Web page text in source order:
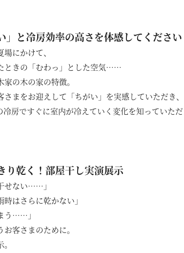
と冷房効率の高さを体感してください
にかけて、
ときの「むわっ」とした空気……
の木の家の特徴。
まをお迎えして「ちがい」を実感していただき、
房ですぐに室内が冷えていく変化を知っていた
乾く！部屋干し実演展示
せない……」
はさらに乾かない」
う……」
客さまのために。